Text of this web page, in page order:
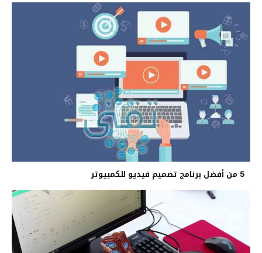
5 من أفضل برنامج تصميم فيديو للكمبيوتر